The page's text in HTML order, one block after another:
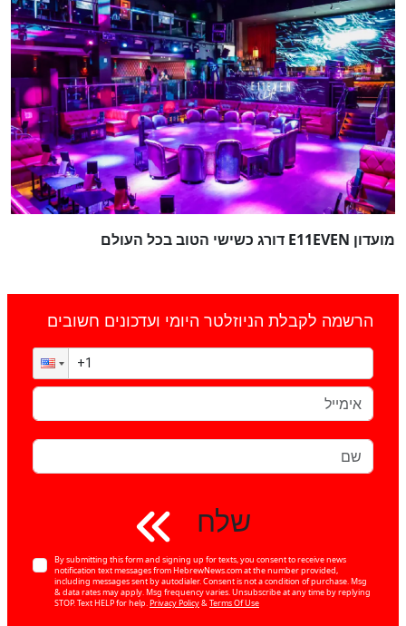
מועדון E11EVEN דורג כשישי הטוב בכל העולם
הרשמה לקבלת הניוזלטר היומי ועדכונים חשובים
שלח
By submitting this form and signing up for texts, you consent to receive news
notification text messages from HebrewNews.com at the number provided,
including messages sent by autodialer. Consent is not a condition of purchase. Msg
& data rates may apply. Msg frequency varies. Unsubscribe at any time by replying
STOP. Text HELP for help. Privacy Policy& Terms Of Use